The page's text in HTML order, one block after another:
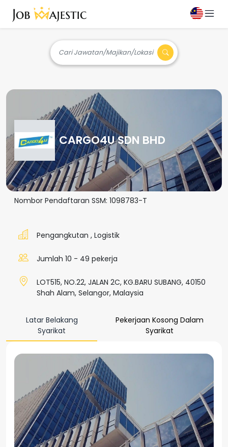
Cari Jawatan/Majikan/Lokasi
CARGO4U SDN BHD
Nombor Pendaftaran SSM: 1098783-T
Pengangkutan , Logistik
Jumlah 10 - 49 pekerja
LOT515, NO.22, JALAN 2C, KG.BARU SUBANG, 40150
Shah Alam, Selangor, Malaysia
Latar Belakang
Syarikat
Pekerjaan Kosong Dalam
Syarikat